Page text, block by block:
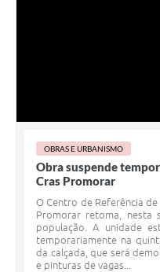
OBRAS E URBANISMO
Obra suspende
Cras Promorar
O Centro de Referência
Promorar retoma, nesta
população. A unidade
temporariamente na
da calçada, que será
e pinturas de vagas...